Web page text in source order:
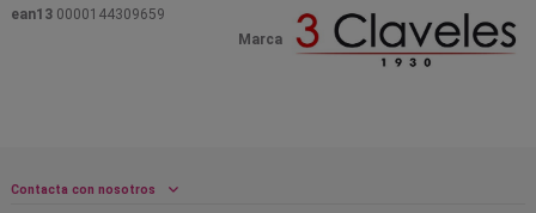
Marca
ean13 0000144309659
Contacta con nosotros